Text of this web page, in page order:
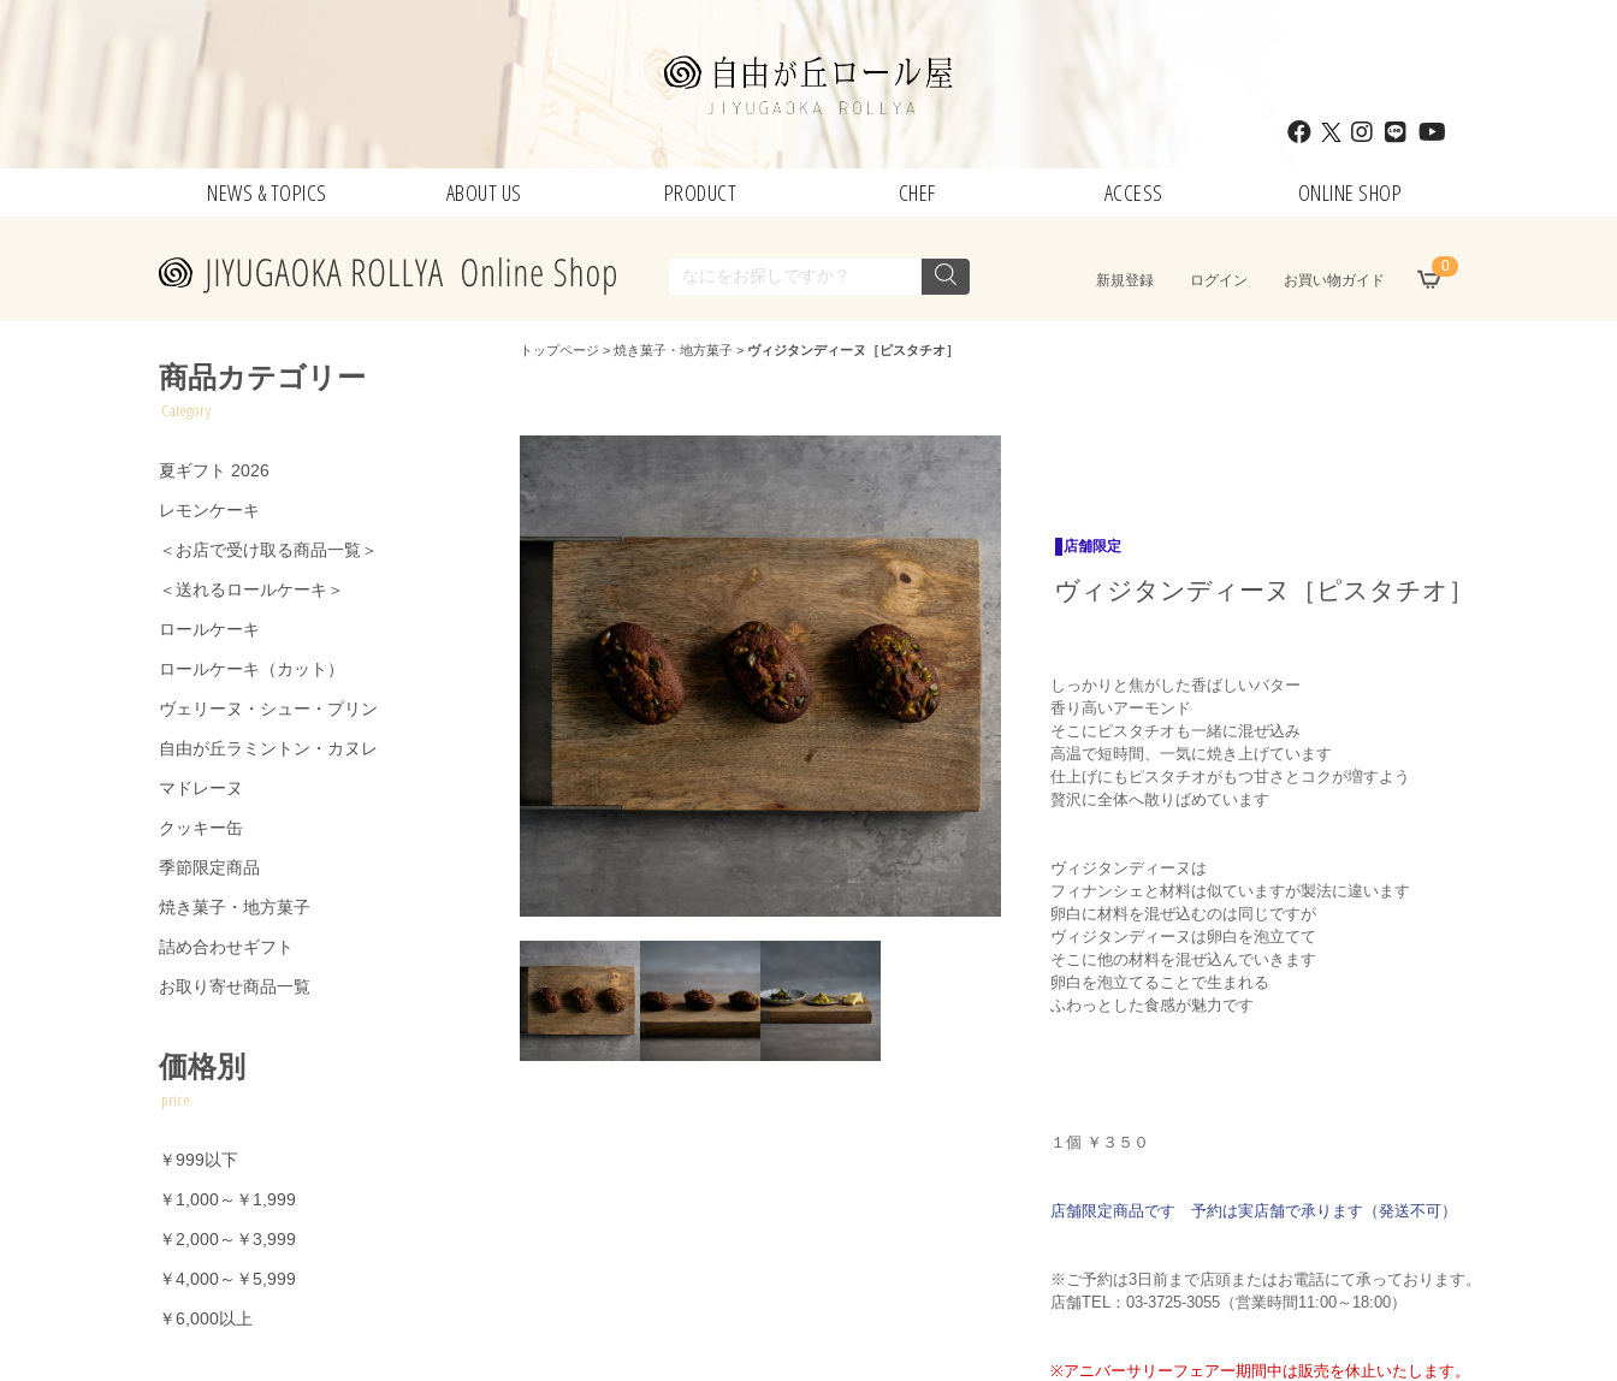
NEWS & TOPICS ABOUT US PRODUCT CHEF ACCESS ONLINE SHOP
新規登録 ログイン お買い物ガイド
0
商品カテゴリー
Category
夏ギフト 2026
レモンケーキ
＜お店で受け取る商品一覧＞
＜送れるロールケーキ＞
ロールケーキ
ロールケーキ（カット）
ヴェリーヌ・シュー・プリン
自由が丘ラミントン・カヌレ
マドレーヌ
クッキー缶
季節限定商品
焼き菓子・地方菓子
詰め合わせギフト
お取り寄せ商品一覧
価格別
price
￥999以下
￥1,000～￥1,999
￥2,000～￥3,999
￥4,000～￥5,999
￥6,000以上
トップページ > 焼き菓子・地方菓子 > ヴィジタンディーヌ［ピスタチオ］
ヴィジタンディーヌ［ピスタチオ］
しっかりと焦がした香ばしいバター
香り高いアーモンド
そこにピスタチオも一緒に混ぜ込み
高温で短時間、一気に焼き上げています
仕上げにもピスタチオがもつ甘さとコクが増すよう
贅沢に全体へ散りばめています
ヴィジタンディーヌは
フィナンシェと材料は似ていますが製法に違います
卵白に材料を混ぜ込むのは同じですが
ヴィジタンディーヌは卵白を泡立てて
そこに他の材料を混ぜ込んでいきます
卵白を泡立てることで生まれる
ふわっとした食感が魅力です
１個 ￥３５０
店舗限定商品です 予約は実店舗で承ります（発送不可）
※ご予約は3日前まで店頭またはお電話にて承っております。
店舗TEL：03-3725-3055（営業時間11:00～18:00）
※アニバーサリーフェアー期間中は販売を休止いたします。